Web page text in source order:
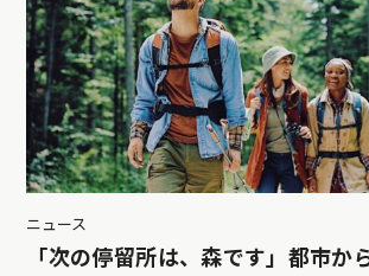
ニュース
「次の停留所は、森です」都市か